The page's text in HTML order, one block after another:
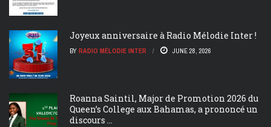
Joyeux anniversaire à Radio Mélodie Inter !
BY RADIO MÉLODIE INTER JUNE 28, 2026
Roanna Saintil, Major de Promotion 2026 du
Queen’s College aux Bahamas, a prononcé un
discours ...